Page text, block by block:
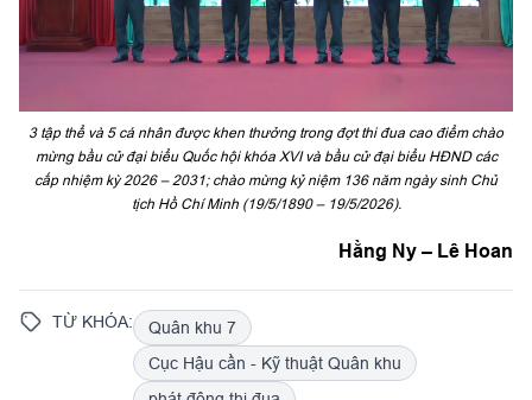
3 tập thể và 5 cá nhân được khen thưởng trong đợt thi đua cao điểm chào
mừng bầu cử đại biểu Quốc hội khóa XVI và bầu cử đại biểu HĐND các
cấp nhiệm kỳ 2026 – 2031; chào mừng kỷ niệm 136 năm ngày sinh Chủ
tịch Hồ Chí Minh (19/5/1890 – 19/5/2026).
Hằng Ny – Lê Hoan
TỪ KHÓA:
Quân khu 7
Cục Hậu cần - Kỹ thuật Quân khu